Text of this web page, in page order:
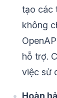
tạo các
không
hỗ trợ.
việc sử
Hoàn